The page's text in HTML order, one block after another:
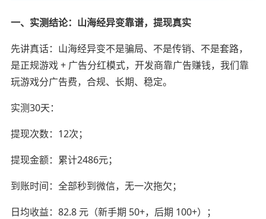
一、实测结论：山海经异变靠谱，提现真实
先讲真话：山海经异变不是骗局、不是传销、不是套路，
是正规游戏 + 广告分红模式，开发商靠广告赚钱，我们靠
玩游戏分广告费，合规、长期、稳定。
实测30天：
提现次数：12次；
提现金额：累计2486元；
到账时间：全部秒到微信，无一次拖欠；
日均收益：82.8 元（新手期 50+，后期 100+）；